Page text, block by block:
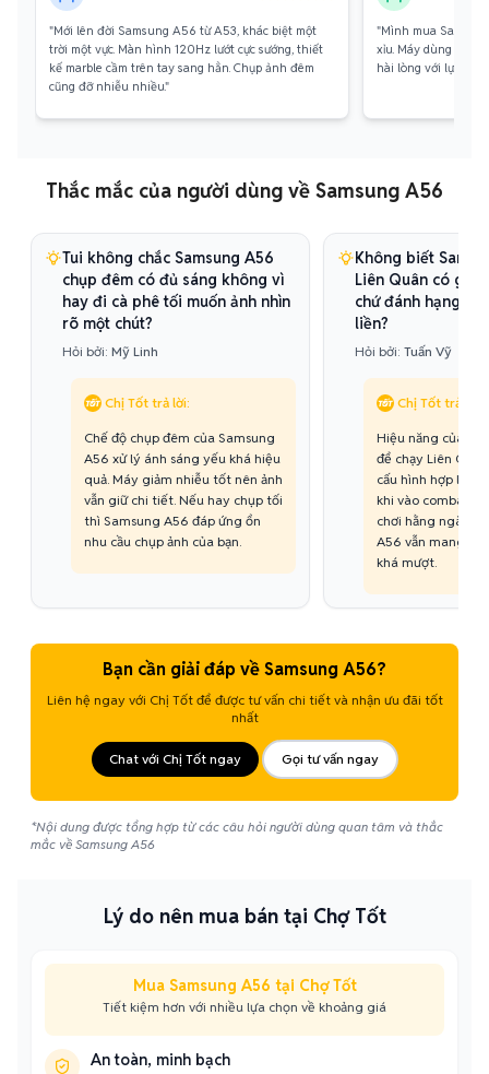
"Mới lên đời Samsung A56 từ A53, khác biệt một
trời một vực. Màn hình 120Hz lướt cực sướng, thiết
kế marble cầm trên tay sang hẳn. Chụp ảnh đêm
cũng đỡ nhiễu nhiều."
"Mình mua
xỉu. Máy dùng mượt,
hài lòng với lựa
Thắc mắc của người dùng về Samsung A56
Tui không chắc Samsung A56
chụp đêm có đủ sáng không vì
hay đi cà phê tối muốn ảnh nhìn
rõ một chút?
Hỏi bởi: Mỹ Linh
Chị Tốt trả lời:
Chế độ chụp đêm của Samsung
A56 xử lý ánh sáng yếu khá hiệu
quả. Máy giảm nhiễu tốt nên ảnh
vẫn giữ chi tiết. Nếu hay chụp tối
thì Samsung A56 đáp ứng ổn
nhu cầu chụp ảnh của bạn.
Không biết
Liên Quân có giữ
chứ đánh hạng
liền?
Hỏi bởi: Tuấn Vỹ
Chị Tốt trả lời:
Hiệu năng của
để chạy Liên
cấu hình hợp lý.
khi vào combat
chơi hằng ngày
A56 vẫn mang lại
khá mượt.
Bạn cần giải đáp về Samsung A56?
Liên hệ ngay với Chị Tốt để được tư vấn chi tiết và nhận ưu đãi tốt
nhất
Chat với Chị Tốt ngay Gọi tư vấn ngay
*Nội dung được tổng hợp từ các câu hỏi người dùng quan tâm và thắc
mắc về Samsung A56
Lý do nên mua bán tại Chợ Tốt
Mua Samsung A56 tại Chợ Tốt
Tiết kiệm hơn với nhiều lựa chọn về khoảng giá
An toàn, minh bạch